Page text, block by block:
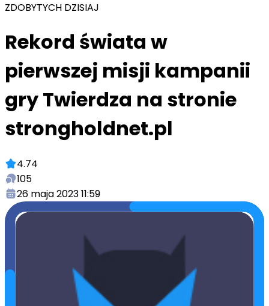
ZDOBYTYCH DZISIAJ
Rekord świata w
pierwszej misji kampanii
gry Twierdza na stronie
strongholdnet.pl
4.74
105
26 maja 2023 11:59